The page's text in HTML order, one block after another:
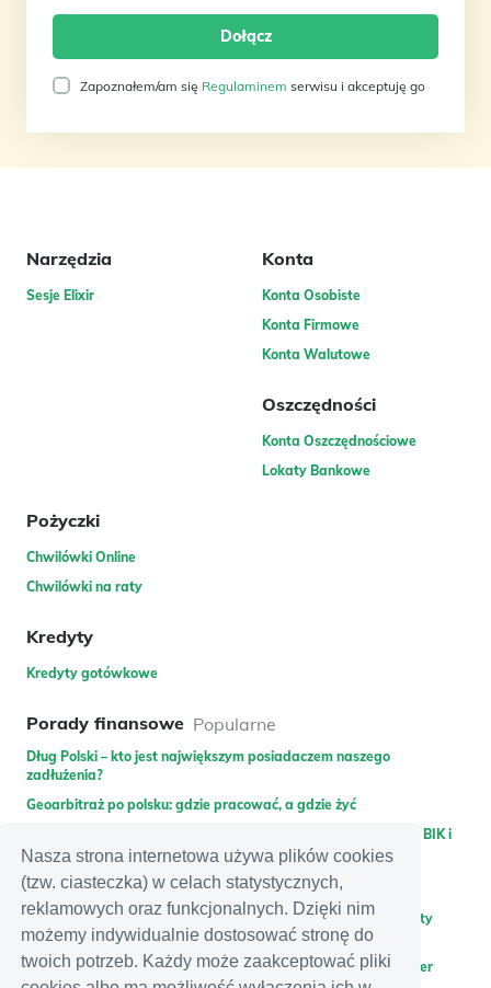
Nasza strona internetowa używa plików cookies
(tzw. ciasteczka) w celach statystycznych,
reklamowych oraz funkcjonalnych. Dzięki nim
możemy indywidualnie dostosować stronę do
twoich potrzeb. Każdy może zaakceptować pliki
Zapoznałem/am się Regulaminem serwisu i akceptuję go
Narzędzia
Sesje Elixir
Konta
Konta Osobiste
Konta Firmowe
Konta Walutowe
Oszczędności
Konta Oszczędnościowe
Lokaty Bankowe
Pożyczki
Chwilówki Online
Chwilówki na raty
Kredyty
Kredyty gotówkowe
Porady finansowe Popularne
Dług Polski – kto jest największym posiadaczem naszego
zadłużenia?
Geoarbitraż po polsku: gdzie pracować, a gdzie żyć
Pożyczka dla zadłużonych – gdzie pożyczyć bez weryfikacji w BIK i
KRD lub bez gwaranta?
Promocje bankowe Najnowsze
Zdobądź 400 zł do wykorzystania na Allegro za założenie karty
kredytowej Citibank
Zyskaj 350 zł premii za założenie i polecenie konta w Santander